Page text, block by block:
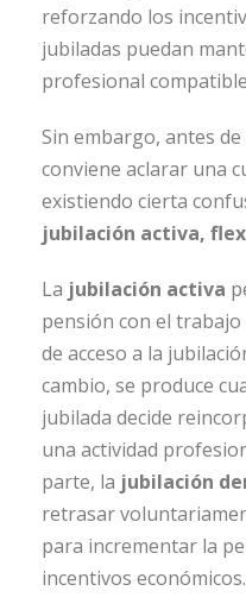
reforzando los
jubiladas puedan
profesional
Sin embargo, antes
conviene aclarar una
existiendo cierta
jubilación activa,
La jubilación activa
pensión con el
de acceso a la
cambio, se produce
jubilada decide
una actividad
parte, la jubilación
retrasar
para incrementar la
incentivos económicos.